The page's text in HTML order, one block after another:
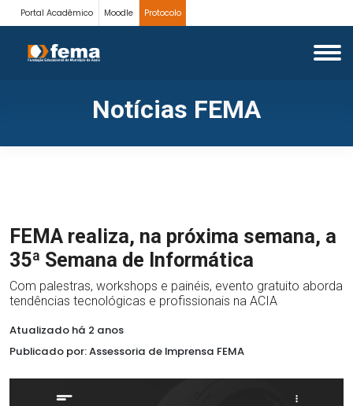
Portal Acadêmico Moodle Protocolo
Notícias FEMA
FEMA realiza, na próxima semana, a
35ª Semana de Informática
Com palestras, workshops e painéis, evento gratuito aborda
tendências tecnológicas e profissionais na ACIA
Atualizado há 2 anos
Publicado por: Assessoria de Imprensa FEMA